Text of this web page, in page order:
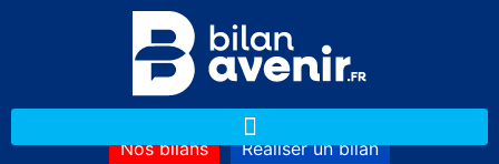
Nos bilans Réaliser un bilan